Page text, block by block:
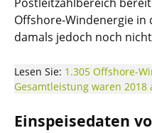
Offshore-Windenergie in
damals jedoch noch
Lesen Sie: 1.305 Offshore-
Gesamtleistung waren 2018
Einspeisedaten